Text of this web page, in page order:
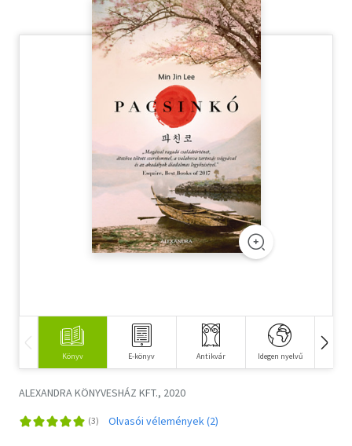
Tankönyv, segédkönyv
Társadalomtudomány
Természettudomány
Könyv E-könyv Antikvár Idegen nyelvű
ALEXANDRA KÖNYVESHÁZ KFT., 2020
Olvasói vélemények (2)